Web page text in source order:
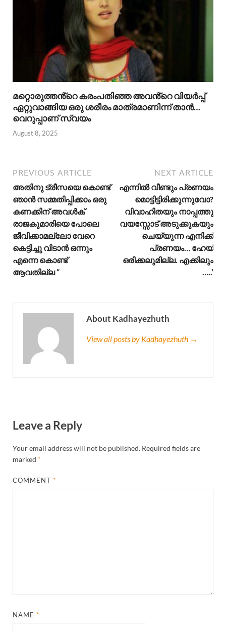
മറ്റൊരുത്തൻ്റെ കരംപതിഞ്ഞ അവൻ്റെ വിയർപ്പ്
ഏറ്റുവാങ്ങിയ ഒരു ശരീരം മാത്രമാണിന്ന് താൻ…
വെറുപ്പാണ് സ്വയം
August 8, 2025
PREVIOUS ARTICLE
അതിനു ട്രീസയെ കൊണ്ട്
ഞാൻ സമ്മതിപ്പിക്കാം ഒരു
കണക്കിന് അവൾക്
രാജകുമാരിയെ പോലെ
ജീവിക്കാമല്ലോ വേറെ
കെട്ടിച്ചു വിടാൻ ഒന്നും
എന്നെ കൊണ്ട്
ആവതില്ല “
NEXT ARTICLE
എന്നിൽ വീണ്ടും പ്രണയം
മൊട്ടിട്ടിരിക്കുന്നുവോ?
വിവാഹിതയും നാപ്പത്തു
വയസ്സോട് അടുക്കുകയും
ചെയ്യുന്ന എനിക്ക്
പ്രണയം… ഹേയ്
ഒരിക്കലുമില്ല. എക്കിലും
…..’
About Kadhayezhuth
View all posts by Kadhayezhuth →
Leave a Reply
Your email address will not be published. Required fields are
marked *
COMMENT*
NAME*